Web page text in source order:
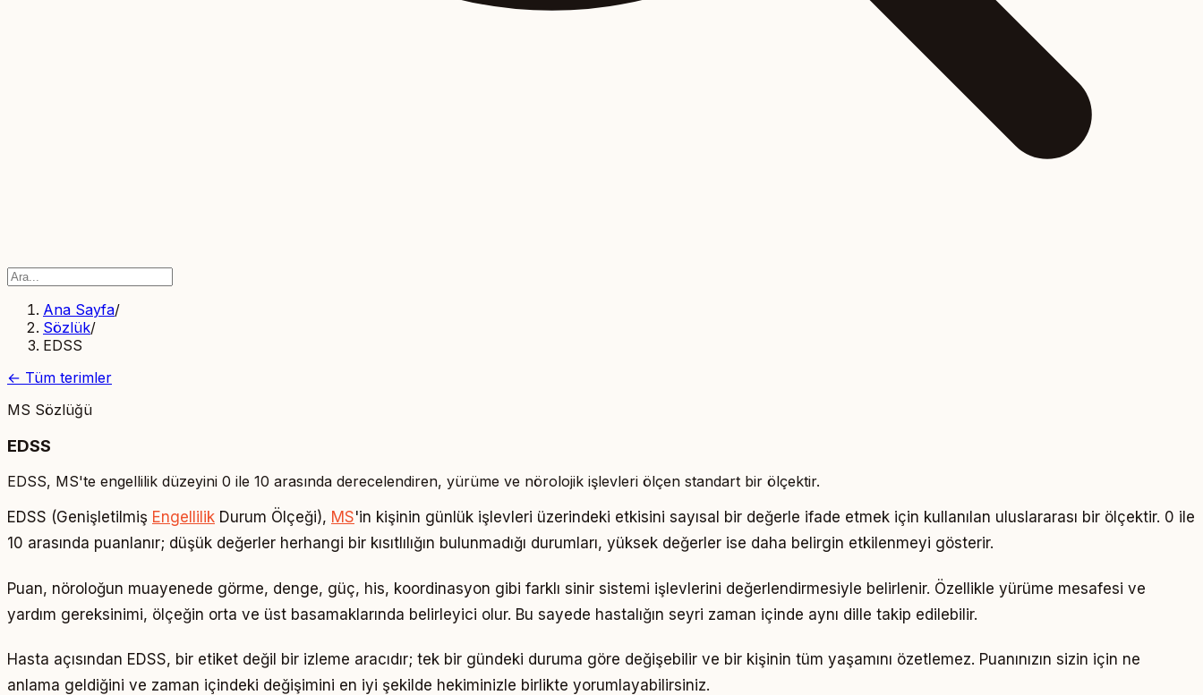
Ana Sayfa/
Sözlük/
EDSS
← Tüm terimler
MS Sözlüğü
EDSS
EDSS, MS'te engellilik düzeyini 0 ile 10 arasında derecelendiren, yürüme ve nörolojik işlevleri ölçen standart bir ölçektir.
EDSS (Genişletilmiş Engellilik Durum Ölçeği), MS'in kişinin günlük işlevleri üzerindeki etkisini sayısal bir değerle ifade etmek için kullanılan uluslararası bir ölçektir. 0 ile
10 arasında puanlanır; düşük değerler herhangi bir kısıtlılığın bulunmadığı durumları, yüksek değerler ise daha belirgin etkilenmeyi gösterir.
Puan, nöroloğun muayenede görme, denge, güç, his, koordinasyon gibi farklı sinir sistemi işlevlerini değerlendirmesiyle belirlenir. Özellikle yürüme mesafesi ve
yardım gereksinimi, ölçeğin orta ve üst basamaklarında belirleyici olur. Bu sayede hastalığın seyri zaman içinde aynı dille takip edilebilir.
Hasta açısından EDSS, bir etiket değil bir izleme aracıdır; tek bir gündeki duruma göre değişebilir ve bir kişinin tüm yaşamını özetlemez. Puanınızın sizin için ne
anlama geldiğini ve zaman içindeki değişimini en iyi şekilde hekiminizle birlikte yorumlayabilirsiniz.